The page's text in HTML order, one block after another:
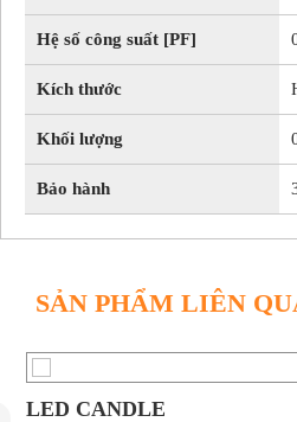
Hệ số công suất [PF]
Kích thước
Khối lượng
Bảo hành
SẢN PHẨM LIÊN
LED CANDLE